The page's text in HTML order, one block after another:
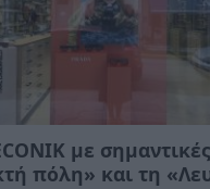
με
πόλη» και τη